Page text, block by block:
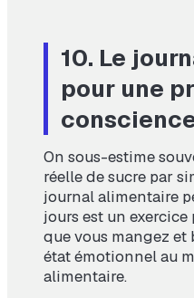
10. Le
pour une
On sous-estime
réelle de sucre par
journal alimentaire
jours est un
que vous mangez et
état émotionnel au
alimentaire.